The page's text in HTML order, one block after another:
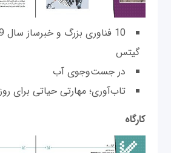
گیتس
در جست‌وجوی آب
تاب‌آوری؛ مهارتی حیاتی برای
کارگاه